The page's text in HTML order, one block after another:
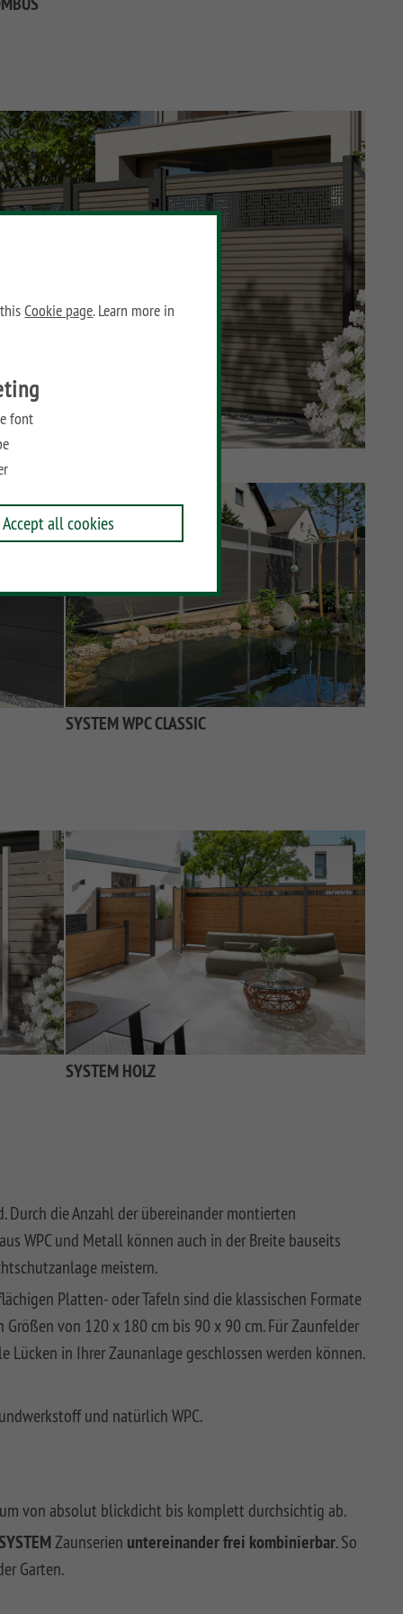
thisCookie page. Learn more in
font
Accept all cookies
SYSTEM WPC CLASSIC
SYSTEM HOLZ
die Anzahl der übereinander montierten
WPC und Metall können auch in der Breite bauseits
meistern.
Platten- oder Tafeln sind die klassischen Formate
von 120 x 180 cm bis 90 x 90 cm. Für Zaunfelder
in Ihrer Zaunanlage geschlossen werden können.
und natürlich WPC.
von absolut blickdicht bis komplett durchsichtig ab.
Zaunserien untereinander frei kombinierbar. So
Garten.